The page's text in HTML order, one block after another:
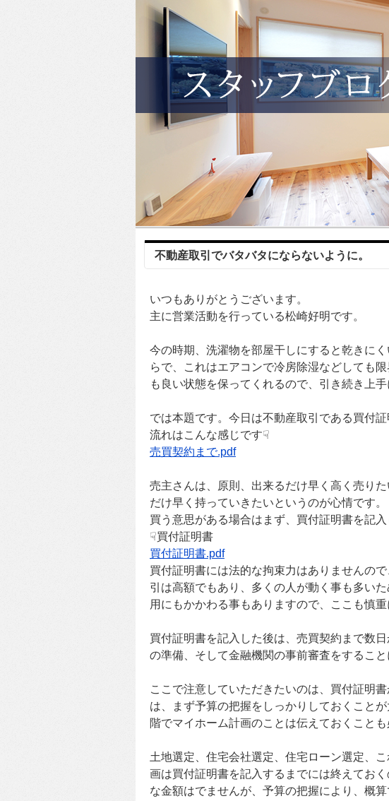
不動産取引でバタバタにならないように。
いつもありがとうございます。
主に営業活動を行っている松崎好明です。
今の時期、洗濯物を部屋干しにすると乾きに
らで、これはエアコンで冷房除湿などしても
も良い状態を保ってくれるので、引き続き上
では本題です。今日は不動産取引である買付
流れはこんな感じです☟
売買契約まで.pdf
売主さんは、原則、出来るだけ早く高く売り
だけ早く持っていきたいというのが心情です。
買う意思がある場合はまず、買付証明書を記入
☟買付証明書
買付証明書.pdf
買付証明書には法的な拘束力はありませんの
引は高額でもあり、多くの人が動く事も多い
用にもかかわる事もありますので、ここも慎重
買付証明書を記入した後は、売買契約まで数
の準備、そして金融機関の事前審査をすること
ここで注意していただきたいのは、買付証明
は、まず予算の把握をしっかりしておくこと
階でマイホーム計画のことは伝えておくことも
土地選定、住宅会社選定、住宅ローン選定、
画は買付証明書を記入するまでには終えてお
な金額はでませんが、予算の把握により、概